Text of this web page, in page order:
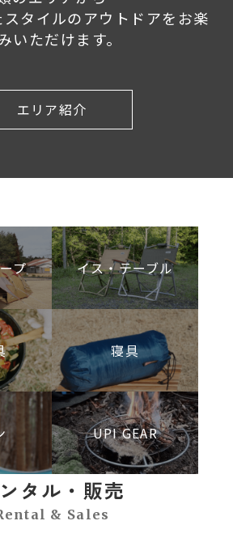
タイルのアウトドアをお楽
いただけます。
エリア紹介
タル・販売
& Sales
プ イス・テーブル
寝具
UPI GEAR